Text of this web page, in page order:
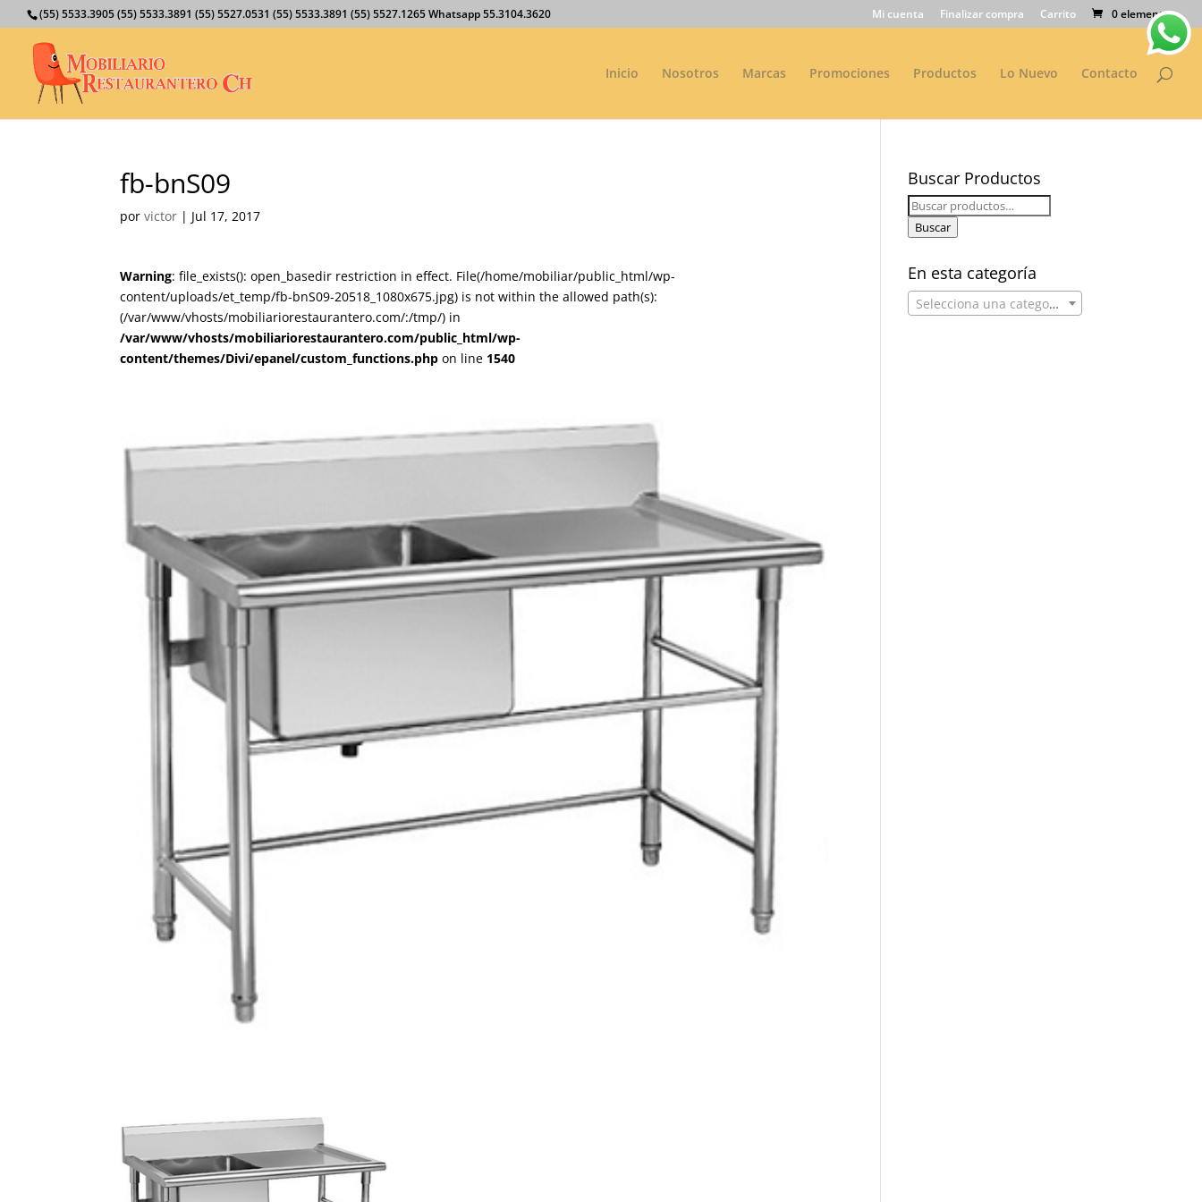
(55) 5533.3905 (55) 5533.3891 (55) 5527.0531 (55) 5533.3891 (55) 5527.1265 Whatsapp 55.3104.3620 Mi cuenta Finalizar compra Carrito 0 elementos
Inicio Nosotros Marcas Promociones Productos Lo Nuevo Contacto
fb-bnS09
porvictor | Jul 17, 2017
Warning: file_exists(): open_basedir restriction in effect. File(/home/mobiliar/public_html/wp-
content/uploads/et_temp/fb-bnS09-20518_1080x675.jpg) is not within the allowed path(s):
(/var/www/vhosts/mobiliariorestaurantero.com/:/tmp/) in
/var/www/vhosts/mobiliariorestaurantero.com/public_html/wp-
content/themes/Divi/epanel/custom_functions.php on line 1540
Buscar Productos
Buscar
por:
Buscar
En esta categoría
Selecciona una categoría